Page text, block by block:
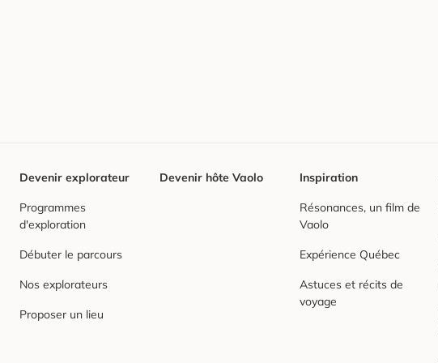
Devenir explorateur
Programmes
d'exploration
Débuter le parcours
Nos explorateurs
Proposer un lieu
Devenir hôte Vaolo Inspiration
Résonances, un film de
Vaolo
Expérience Québec
Astuces et récits de
voyage